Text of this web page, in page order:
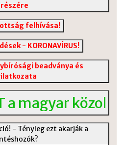
részére
felhívása!
- KORONAVÍRUS!
beadványa és
közoktatás
- Tényleg ezt akarják a